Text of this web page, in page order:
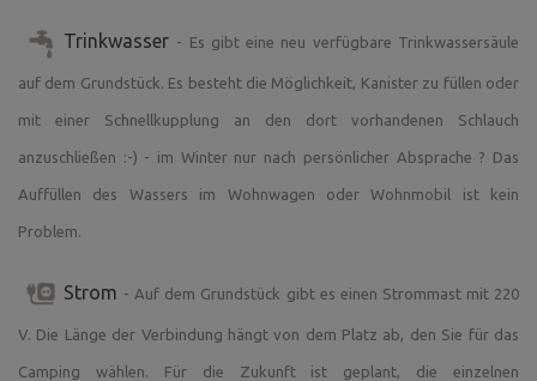
Werkstätten. Wir haben ein Märchen vorbereitet, das sie
motiviert, die nächstgelegenen Attraktionen in der
Umgebung zu entdecken, und eine geheimnisvolle
Geschichte, die sie lange genug unterhält, damit ihre
Eltern in Ruhe eine Tasse Kaffee trinken können :)
Sie können auch das ganze Jahr über unseren köstlichen
hausgemachten Honig kaufen und eine süße Erinnerung
Wir freuen uns auf Ihren Besuch.
Trinkwasser - Es gibt eine neu verfügbare Trinkwassersäule
auf dem Grundstück. Es besteht die Möglichkeit, Kanister zu füllen oder
mit einer Schnellkupplung an den dort vorhandenen Schlauch
anzuschließen :-) - im Winter nur nach persönlicher Absprache ? Das
Auffüllen des Wassers im Wohnwagen oder Wohnmobil ist kein
Problem.
Strom - Auf dem Grundstück gibt es einen Strommast mit 220
V. Die Länge der Verbindung hängt von dem Platz ab, den Sie für das
Camping wählen. Für die Zukunft ist geplant, die einzelnen